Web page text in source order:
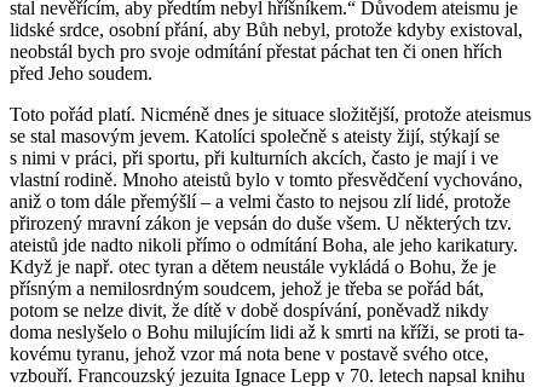
stal ne­vě­ří­cím, aby před­tím nebyl hříš­ní­kem.“ Dů­vo­dem ate­is­mu je
lid­ské srdce, osob­ní přání, aby Bůh nebyl, pro­to­že kdyby exis­to­val,
ne­ob­stál bych pro svoje od­mí­tá­ní pře­stat páchat ten či onen hřích
před Jeho sou­dem.
Toto pořád platí. Nicmé­ně dnes je si­tu­a­ce slo­ži­těj­ší, pro­to­že ate­is­mus
se stal ma­so­vým jevem. Ka­to­lí­ci spo­leč­ně s ate­is­ty žijí, stý­ka­jí se
s nimi v práci, při spor­tu, při kul­tur­ních ak­cích, často je mají i ve
vlast­ní ro­di­ně. Mnoho ate­is­tů bylo v tomto pře­svěd­če­ní vy­cho­vá­no,
aniž o tom dále pře­mýš­lí – a velmi často to nejsou zlí lidé, pro­to­že
při­ro­ze­ný mrav­ní zákon je ve­psán do duše všem. U ně­kte­rých tzv.
ate­is­tů jde nadto ni­ko­li přímo o od­mí­tá­ní Boha, ale jeho ka­ri­ka­tu­ry.
Když je např. otec tyran a dětem ne­u­stá­le vy­klá­dá o Bohu, že je
přís­ným a ne­mi­lo­srd­ným soud­cem, jehož je třeba se pořád bát,
potom se nelze divit, že dítě v době do­spí­vá­ní, po­ně­vadž nikdy
doma nesly­še­lo o Bohu mi­lu­jí­cím lidi až k smrti na kříži, se proti ta­
ko­vé­mu ty­ra­nu, jehož vzor má nota bene v po­sta­vě svého otce,
vzbou­ří. Fran­couz­ský je­zu­i­ta Ig­na­ce Lepp v 70. le­tech na­psal knihu